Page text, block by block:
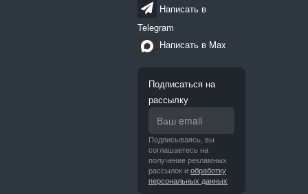
Написать в
Telegram
Написать в Max
Подписаться на
рассылку
Подписываясь, вы
соглашаетесь на
получение рекламных
рассылок иобработку
персональных данных